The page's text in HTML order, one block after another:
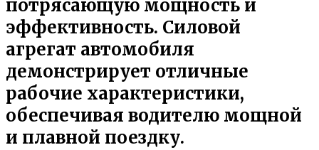
потрясающую мощность и
эффективность. Силовой
агрегат автомобиля
демонстрирует отличные
рабочие характеристики,
обеспечивая водителю мощной
и плавной поездку.